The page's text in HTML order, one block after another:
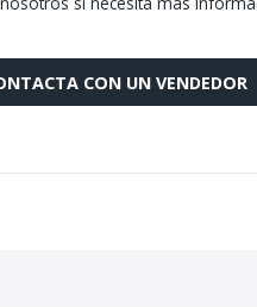
CON UN VENDEDOR